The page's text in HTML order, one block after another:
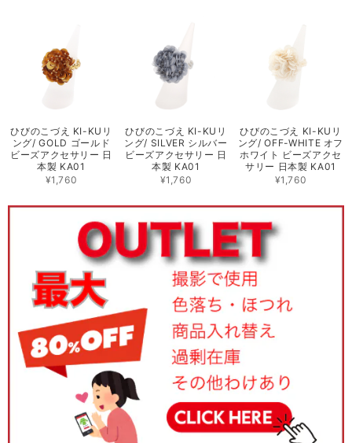
ひびのこづえ KI-KUリ
ング/ GOLD ゴールド
ビーズアクセサリー 日
本製 KA01
¥1,760
ひびのこづえ KI-KUリ
ング/ SILVER シルバー
ビーズアクセサリー 日
本製 KA01
¥1,760
ひびのこづえ KI-KUリ
ング/ OFF-WHITE オフ
ホワイト ビーズアクセ
サリー 日本製 KA01
¥1,760